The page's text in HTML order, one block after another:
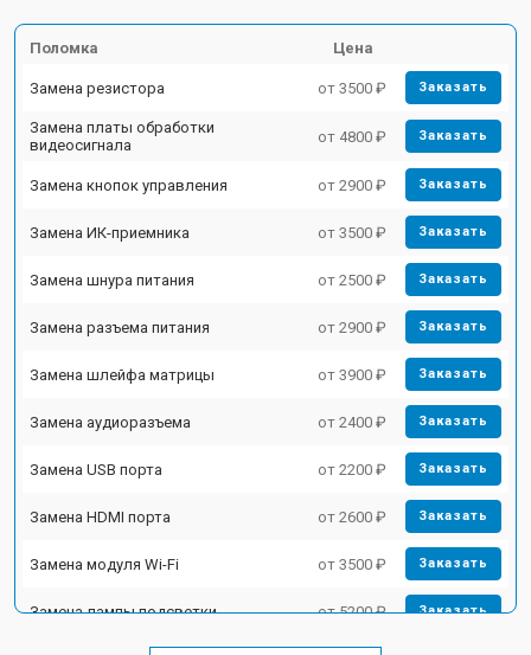
Поломка Цена
Замена резистора от 3500 ₽ Заказать
Замена платы обработки
видеосигнала
от 4800 ₽ Заказать
Замена кнопок управления от 2900 ₽ Заказать
Замена ИК-приемника от 3500 ₽ Заказать
Замена шнура питания от 2500 ₽ Заказать
Замена разъема питания от 2900 ₽ Заказать
Замена шлейфа матрицы от 3900 ₽ Заказать
Замена аудиоразъема от 2400 ₽ Заказать
Замена USB порта от 2200 ₽ Заказать
Замена HDMI порта от 2600 ₽ Заказать
Замена модуля Wi-Fi от 3500 ₽ Заказать
Замена лампы подсветки от 5200 ₽ Заказать